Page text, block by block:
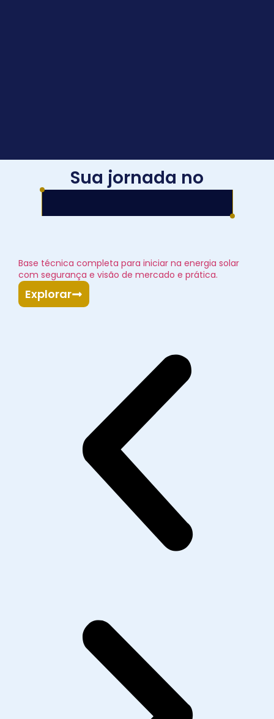
Sua jornada no
Base técnica completa para iniciar na energia solar
com segurança e visão de mercado e prática.
Explorar